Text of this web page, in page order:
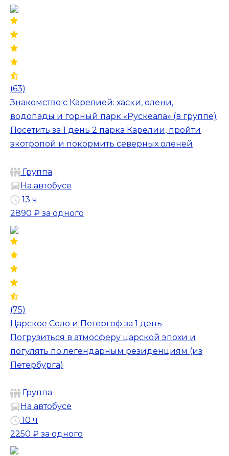
(63)
Знакомство с Карелией: хаски, олени,
водопады и горный парк «Рускеала» (в группе)
Посетить за 1 день 2 парка Карелии, пройти
экотропой и покормить северных оленей
Группа
На автобусе
13 ч
2890 ₽ за одного
(75)
Царское Село и Петергоф за 1 день
Погрузиться в атмосферу царской эпохи и
погулять по легендарным резиденциям (из
Петербурга)
Группа
На автобусе
10 ч
2250 ₽ за одного